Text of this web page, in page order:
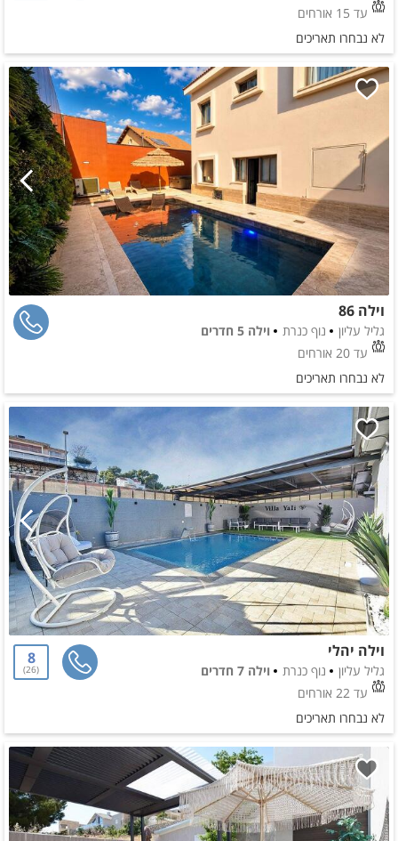
עד 15 אורחים
לא נבחרו תאריכים
וילה 86
גליל עליון נוף כנרת
וילה 5 חדרים
עד 20 אורחים
לא נבחרו תאריכים
וילה יהלי
גליל עליון נוף כנרת
וילה 7 חדרים
עד 22 אורחים
8
26
לא נבחרו תאריכים